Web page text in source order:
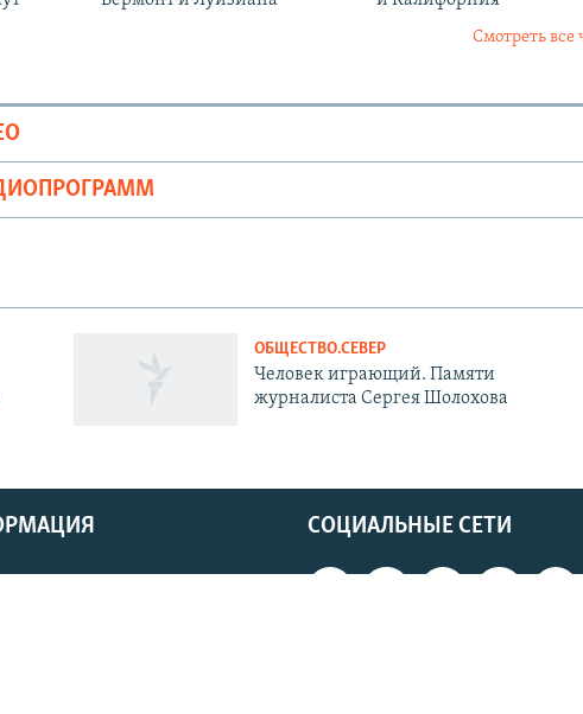
Смотреть все
ОБЩЕСТВО.СЕВЕР
Человек играющий. Памяти
журналиста Сергея Шолохова
СОЦИАЛЬНЫЕ СЕТИ